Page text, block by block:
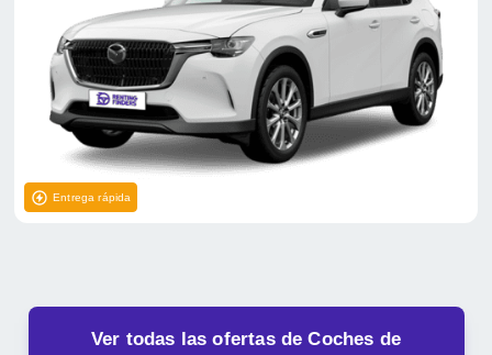
Entrega rápida
Ver todas las ofertas de Coches de